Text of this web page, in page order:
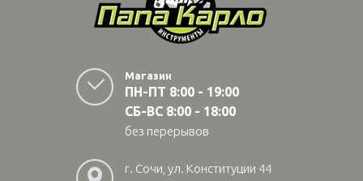
Магазин
ПН-ПТ 8:00 - 19:00
СБ-ВС 8:00 - 18:00
без перерывов
г. Сочи, ул. Конституции 44